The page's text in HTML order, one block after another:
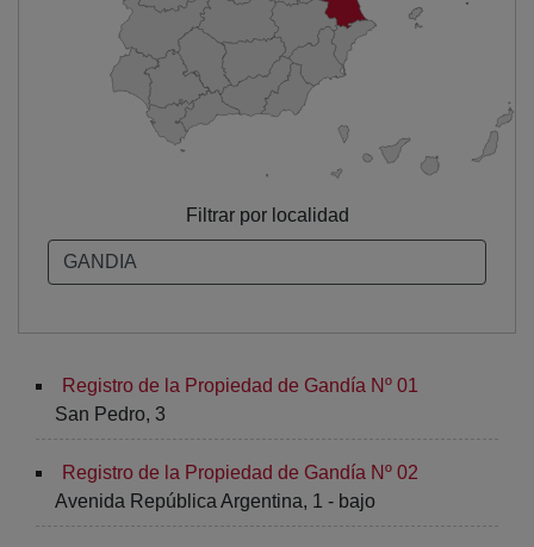
Filtrar por localidad
Registro de la Propiedad de Gandía Nº 01
San Pedro, 3
Registro de la Propiedad de Gandía Nº 02
Avenida República Argentina, 1 - bajo